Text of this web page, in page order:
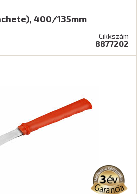
400/135mm
Cikkszám
8877202